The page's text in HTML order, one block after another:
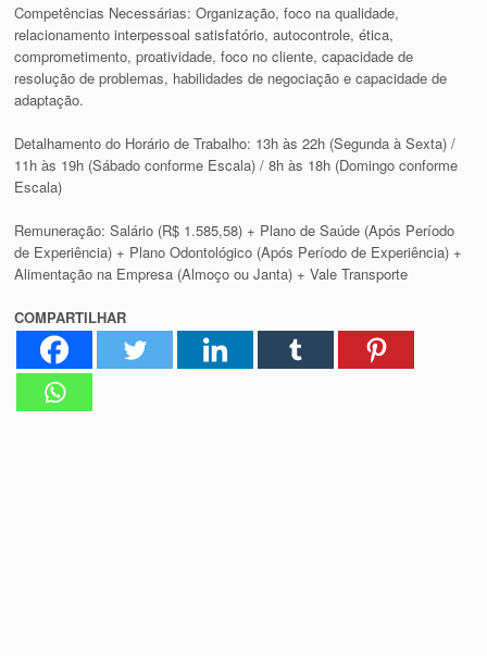
Competências Necessárias: Organização, foco na qualidade,
relacionamento interpessoal satisfatório, autocontrole, ética,
comprometimento, proatividade, foco no cliente, capacidade de
resolução de problemas, habilidades de negociação e capacidade de
adaptação.
Detalhamento do Horário de Trabalho: 13h às 22h (Segunda à Sexta) /
11h às 19h (Sábado conforme Escala) / 8h às 18h (Domingo conforme
Escala)
Remuneração: Salário (R$ 1.585,58) + Plano de Saúde (Após Período
de Experiência) + Plano Odontológico (Após Período de Experiência) +
Alimentação na Empresa (Almoço ou Janta) + Vale Transporte
COMPARTILHAR